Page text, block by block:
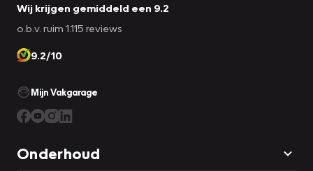
Wij krijgen gemiddeld een 9.2
o.b.v. ruim 1.115 reviews
9.2/10
Mijn Vakgarage
Onderhoud